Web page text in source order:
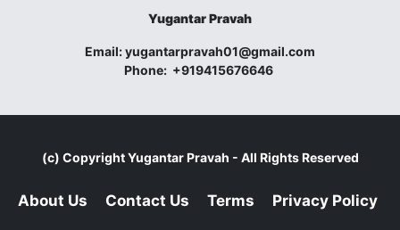
Yugantar Pravah
Email:yugantarpravah01@gmail.com
Phone: +919415676646
(c) CopyrightYugantar Pravah - All Rights Reserved
About Us Contact Us Terms Privacy Policy